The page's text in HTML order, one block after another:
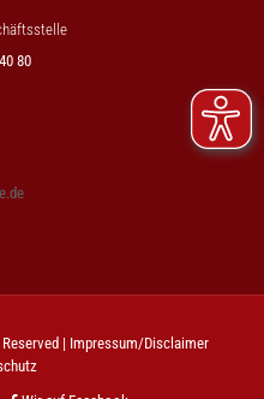
80
| Impressum/Disclaimer